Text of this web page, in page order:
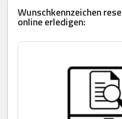
Wunschkennzeichen
online erledigen: